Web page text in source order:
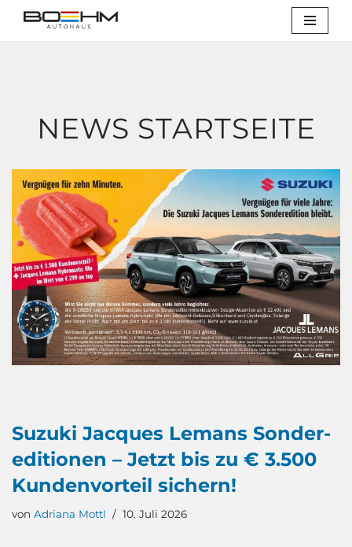
NEWS STARTSEITE
Suzu­ki Jac­ques Lem­ans Son­der­
edi­tio­nen – Jetzt bis zu € 3.500
Kun­den­vor­teil sichern!
von Adriana Mottl 10. Juli 2026